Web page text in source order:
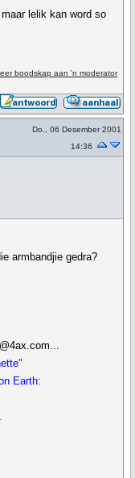
lelik kan word so
boodskap aan 'n moderator
Do., 06 Desember 2001
14:36
armbandjie gedra?
Earth: